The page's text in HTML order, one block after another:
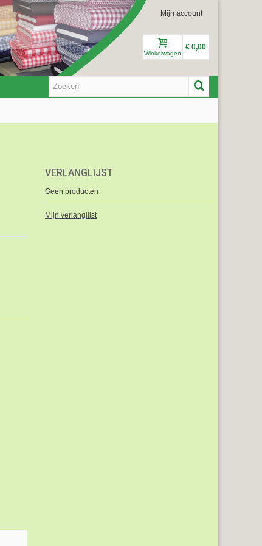
Mijn account
Winkelwagen
€ 0,00
VERLANGLIJST
Geen producten
Mijn verlanglijst